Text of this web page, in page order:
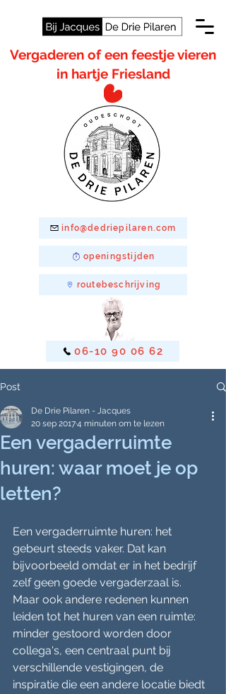
info@dedriepilaren.com
Vergaderen of een feestje vieren
in hartje Friesland
06-10 90 06 62
routebeschrijving
openingstijden
Post
Een vergaderruimte
huren: waar moet je op
letten?
De Drie Pilaren - Jacques
20 sep 20174 minuten om te lezen
Een vergaderruimte huren: het
gebeurt steeds vaker. Dat kan
bijvoorbeeld omdat er in het bedrijf
zelf geen goede vergaderzaal is.
Maar ook andere redenen kunnen
leiden tot het huren van een ruimte:
minder gestoord worden door
collega's, een centraal punt bij
verschillende vestigingen, de
inspiratie die een andere locatie biedt